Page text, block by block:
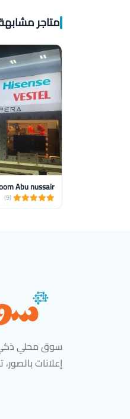
متاجر
Abu nussair
(9)
سوق محلي ذكي
إعلانات